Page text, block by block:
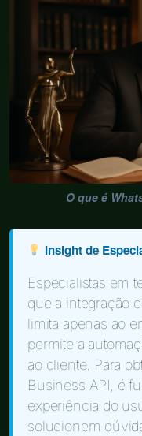
O que é
Insight de
Especialistas em
que a integração
limita apenas ao
permite a
ao cliente. Para
Business API, é
experiência do
solucionem